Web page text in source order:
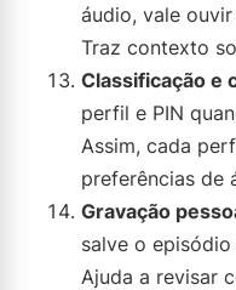
áudio, vale
Traz contexto
Classificação e
perfil e PIN
Assim, cada
preferências de
Gravação
salve o
Ajuda a revisar